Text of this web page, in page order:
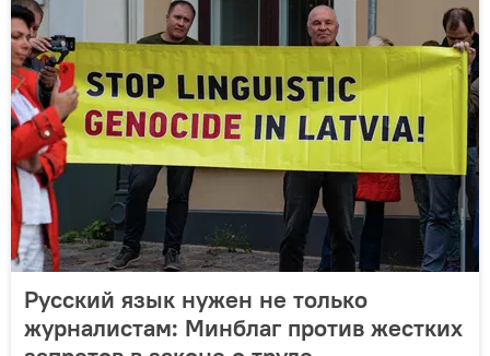
Русский язык нужен не только
журналистам: Минблаг против жестких